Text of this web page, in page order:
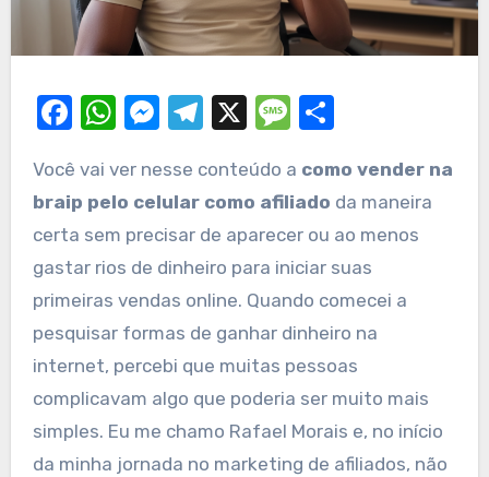
Facebook
WhatsApp
Messenger
Telegram
X Message
Você vai ver nesse conteúdo a como vender na
braip pelo celular como afiliado da maneira
certa sem precisar de aparecer ou ao menos
gastar rios de dinheiro para iniciar suas
primeiras vendas online. Quando comecei a
pesquisar formas de ganhar dinheiro na
internet, percebi que muitas pessoas
complicavam algo que poderia ser muito mais
simples. Eu me chamo Rafael Morais e, no início
da minha jornada no marketing de afiliados, não